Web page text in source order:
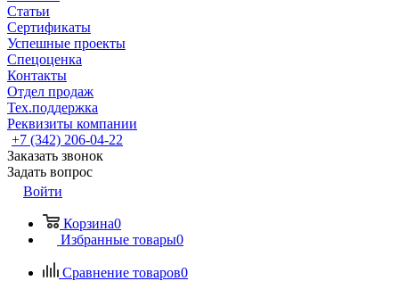
Статьи
Сертификаты
Успешные проекты
Спецоценка
Контакты
Отдел продаж
Тех.поддержка
Реквизиты компании
+7 (342) 206-04-22
Заказать звонок
Задать вопрос
Войти
Корзина0
Избранные товары0
Сравнение товаров0